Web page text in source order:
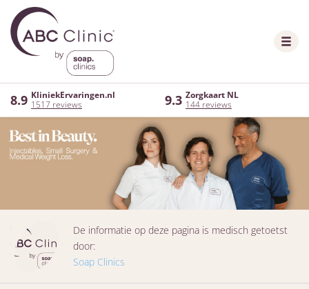
8.9 KliniekErvaringen.nl
1517 reviews
9.3 Zorgkaart NL
144 reviews
De informatie op deze pagina is medisch getoetst
door:
Soap Clinics